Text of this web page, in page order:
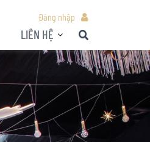
Đăng nhập
LIÊN HỆ